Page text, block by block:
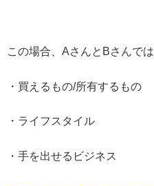
この場合、AさんとBさんでは
・買えるもの/所有するもの
・ライフスタイル
・手を出せるビジネス